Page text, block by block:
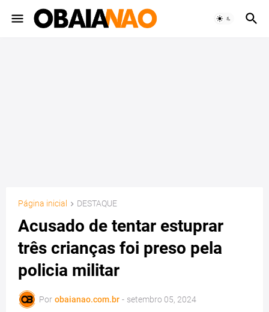
Página inicial DESTAQUE
Acusado de tentar estuprar
três crianças foi preso pela
policia militar
Por obaianao.com.br - setembro 05, 2024